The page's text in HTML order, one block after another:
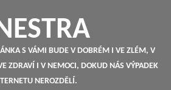
S VÁMI BUDE V DOBRÉM I VE ZLÉM, V
ZDRAVÍ I V NEMOCI, DOKUD NÁS VÝPADEK
NEROZDĚLÍ.